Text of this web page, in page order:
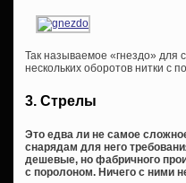
Так называемое «гнездо» для
нескольких оборотов нитки с
3. Стрелы
Это едва ли не самое
снарядам для него
дешевые, но фабричного
с поролоном. Ничего с ними